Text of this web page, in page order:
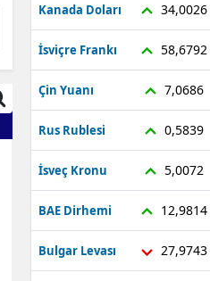
Kanada Doları 34,0026
İsviçre Frankı 58,6792
Çin Yuanı 7,0686
Rus Rublesi 0,5839
İsveç Kronu 5,0072
BAE Dirhemi 12,9814
Bulgar Levası 27,9743